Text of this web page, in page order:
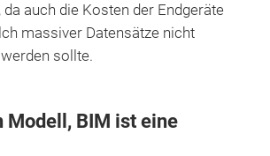
auch die Kosten der Endgeräte
massiver Datensätze nicht
sollte.
Modell, BIM ist eine